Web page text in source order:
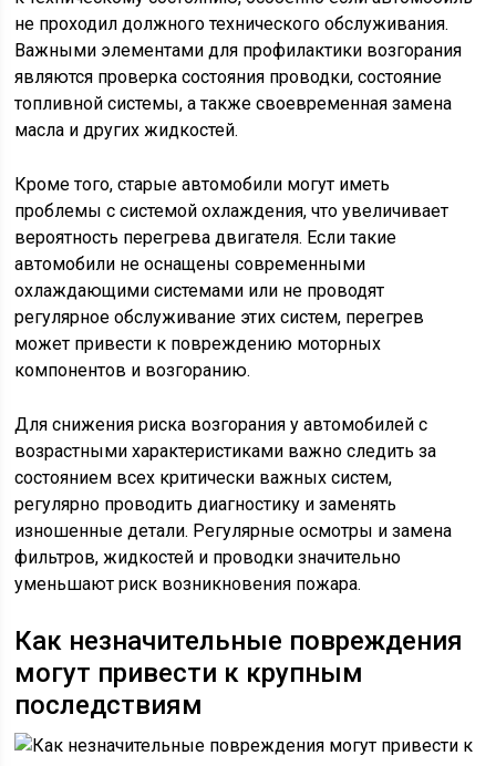
не проходил должного технического обслуживания.
Важными элементами для профилактики возгорания
являются проверка состояния проводки, состояние
топливной системы, а также своевременная замена
масла и других жидкостей.
Кроме того, старые автомобили могут иметь
проблемы с системой охлаждения, что увеличивает
вероятность перегрева двигателя. Если такие
автомобили не оснащены современными
охлаждающими системами или не проводят
регулярное обслуживание этих систем, перегрев
может привести к повреждению моторных
компонентов и возгоранию.
Для снижения риска возгорания у автомобилей с
возрастными характеристиками важно следить за
состоянием всех критически важных систем,
регулярно проводить диагностику и заменять
изношенные детали. Регулярные осмотры и замена
фильтров, жидкостей и проводки значительно
уменьшают риск возникновения пожара.
Как незначительные повреждения
могут привести к крупным
последствиям